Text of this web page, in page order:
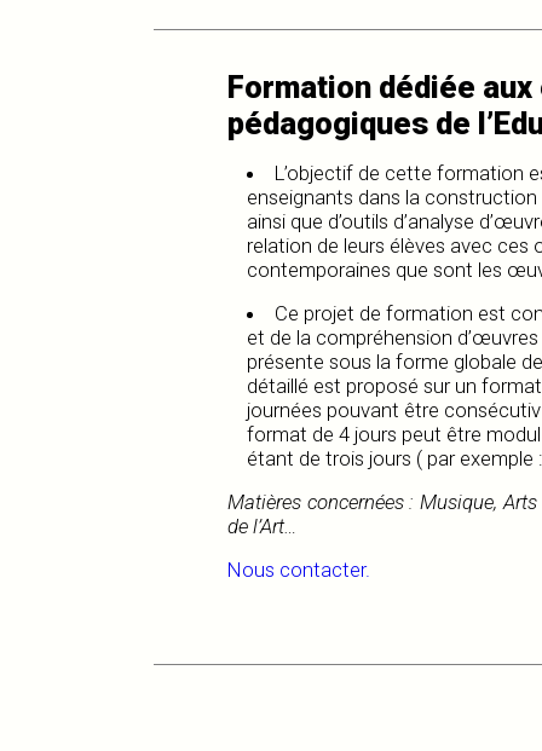
Formation dédiée aux
pédagogiques de
L’objectif de cette formation
enseignants dans la
ainsi que d’outils d’analyse
relation de leurs élèves avec
contemporaines que sont les
Ce projet de formation est
et de la compréhension
présente sous la forme globale
détaillé est proposé sur un
journées pouvant être
format de 4 jours peut être
étant de trois jours ( par exemple
Matières concernées : Musique,
de l’Art…
Nous contacter.